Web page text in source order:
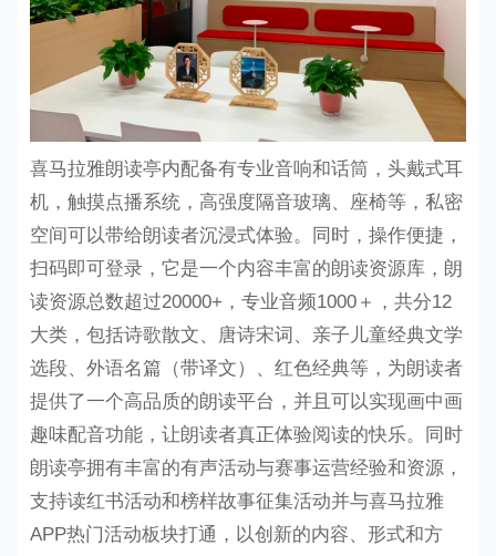
喜马拉雅朗读亭内配备有专业音响和话筒，头戴式耳
机，触摸点播系统，高强度隔音玻璃、座椅等，私密
空间可以带给朗读者沉浸式体验。
同时，操作便捷，
扫码即可登录，它是一个内容丰富的朗读资源库，朗
读资源总数超过20000+，专业音频1000＋，共分12
大类，包括诗歌散文、唐诗宋词、亲子儿童经典文学
选段、外语名篇（带译文）、红色经典等，为朗读者
提供了一个高品质的朗读平台，并且可以实现画中画
趣味配音功能，让朗读者真正体验阅读的快乐。同时
朗读亭拥有丰富的有声活动与赛事运营经验和资源，
支持读红书活动和榜样故事征集活动并与喜马拉雅
APP热门活动板块打通，以创新的内容、形式和方